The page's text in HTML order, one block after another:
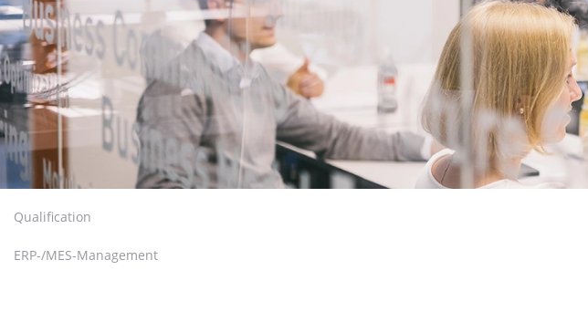
Qualification
ERP-/MES-Management